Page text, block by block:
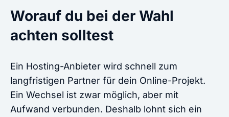
Worauf du bei der Wahl
achten solltest
Ein Hosting-Anbieter wird schnell zum
langfristigen Partner für dein Online-Projekt.
Ein Wechsel ist zwar möglich, aber mit
Aufwand verbunden. Deshalb lohnt sich ein